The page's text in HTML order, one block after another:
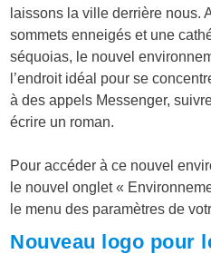
laissons la ville derrière nous.
sommets enneigés et une
séquoias, le nouvel
l’endroit idéal pour se
à des appels Messenger,
écrire un roman.
Pour accéder à ce nouvel
le nouvel onglet «
le menu des paramètres de
Nouveau logo pour